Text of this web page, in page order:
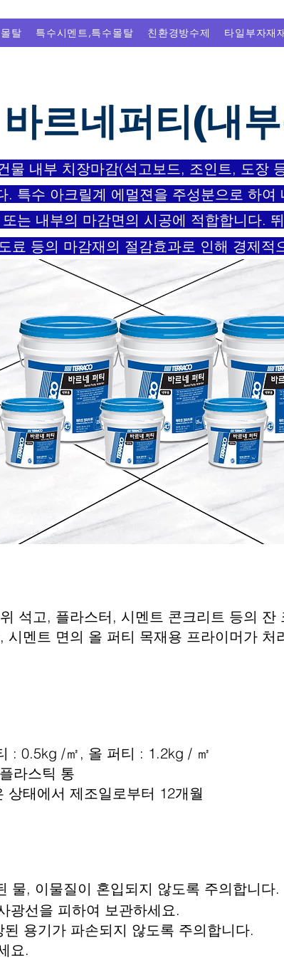
탈 특수시멘트,특수몰탈 친환경방수제 타일부자재
바르네퍼티(내
물 내부 치장마감(석고보드, 조인트, 도장
. 특수 아크릴계 에멀젼을 주성분으로 하
는 내부의 마감면의 시공에 적합합니다.
료 등의 마감재의 절감효과로 인해 경제적
석고, 플라스터, 시멘트 콘크리트 등의 잔
시멘트 면의 올 퍼티 목재용 프라이머가 처
: 0.5kg /㎡, 올 퍼티 : 1.2kg / ㎡
라스틱 통
상태에서 제조일로부터 12개월
물, 이물질이 혼입되지 않도록 주의합니다.
광선을 피하여 보관하세요.
용기가 파손되지 않도록 주의합니다.
요.